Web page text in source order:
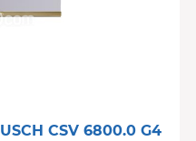
CSV 6800.0 G4